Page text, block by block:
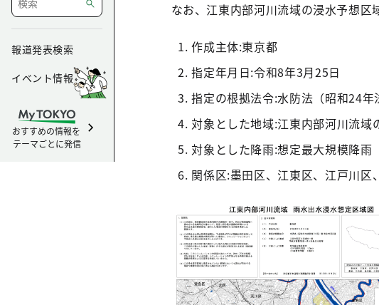
報道発表検索
イベント情報
おすすめの情報を
テーマごとに発信
なお、江東内部河川流域の浸水予想区
作成主体:東京都
指定年月日:令和8年3月25日
指定の根拠法令:水防法（昭和24
対象とした地域:江東内部河川流
対象とした降雨:想定最大規模降
関係区:墨田区、江東区、江戸川区